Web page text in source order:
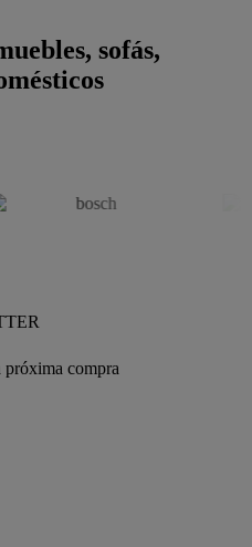
sofás,
próxima compra